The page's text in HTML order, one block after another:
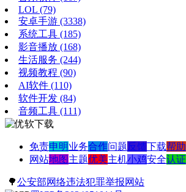
LOL (79)
安卓手游 (3338)
系统工具 (185)
影音播放 (168)
生活服务 (244)
视频教程 (90)
AI软件 (110)
软件开发 (84)
音频工具 (111)
免责申明业务合作问题反馈下载帮助
网站地图 主题优美主机小鸡安全认证
🌳公安部网络违法犯罪举报网站